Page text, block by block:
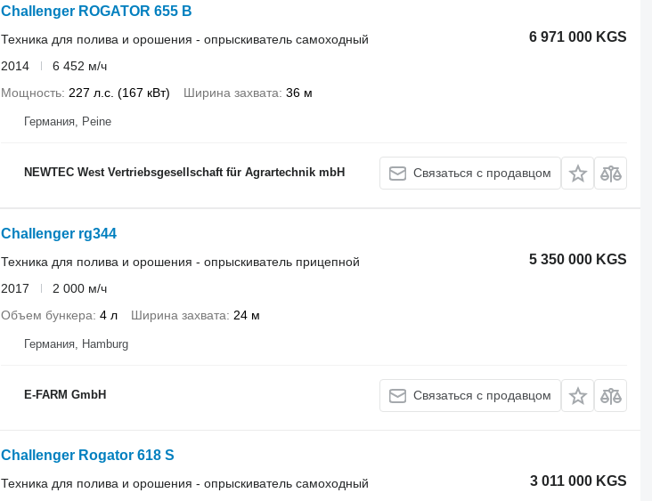
Challenger ROGATOR 655 B
6 971 000 KGS
Техника для полива и орошения - опрыскиватель самоходный
2014
6 452 м/ч
Мощность 227 л.с. (167 кВт) Ширина захвата 36 м
Германия, Peine
NEWTEC West Vertriebsgesellschaft für Agrartechnik mbH Связаться с продавцом
Challenger rg344
5 350 000 KGS
Техника для полива и орошения - опрыскиватель прицепной
2017
2 000 м/ч
Объем бункера 4 л Ширина захвата 24 м
Германия, Hamburg
E-FARM GmbH Связаться с продавцом
Challenger Rogator 618 S
3 011 000 KGS
Техника для полива и орошения - опрыскиватель самоходный